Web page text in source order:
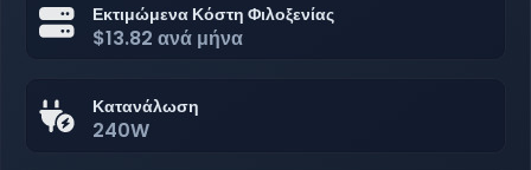
Εκτιμώμενα Κόστη Φιλοξενίας
$13.82 ανά μήνα
Κατανάλωση
240W